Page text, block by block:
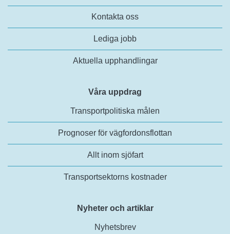
Kontakta oss
Lediga jobb
Aktuella upphandlingar
Våra uppdrag
Transportpolitiska målen
Prognoser för vägfordonsflottan
Allt inom sjöfart
Transportsektorns kostnader
Nyheter och artiklar
Nyhetsbrev